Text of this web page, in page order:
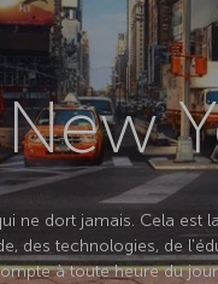
ne dort jamais. Cela est
des technologies, de
à toute heure du